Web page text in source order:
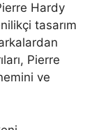
Hardy
tasarım
Pierre
ve